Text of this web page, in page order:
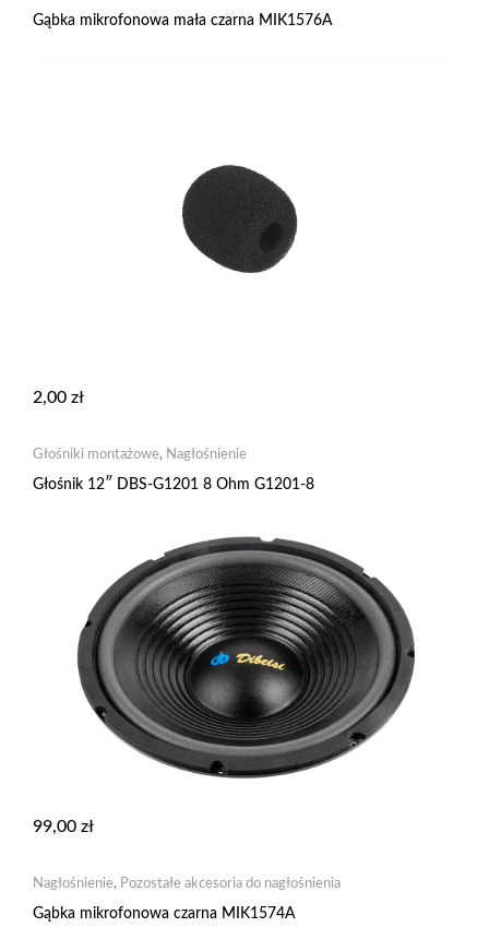
Gąbka mikrofonowa mała czarna MIK1576A
2,00 zł
Głośniki montażowe, Nagłośnienie
Głośnik 12″ DBS-G1201 8 Ohm G1201-8
99,00 zł
Nagłośnienie, Pozostałe akcesoria do nagłośnienia
Gąbka mikrofonowa czarna MIK1574A